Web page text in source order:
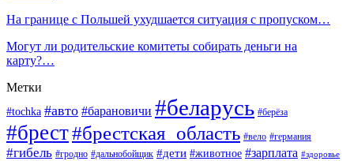
На границе с Польшей ухудшается ситуация с пропуском…
Могут ли родительские комитеты собирать деньги на
карту?…
Метки
#tochka #авто #барановичи #беларусь #берёза
#брест#брестская_область #вело #германия
#гибель #гродно #дальнобойщик #дети #животное #зарплата #здоровье